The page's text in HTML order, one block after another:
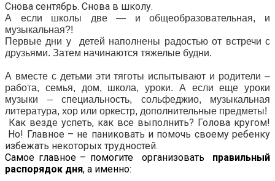
Снова сентябрь. Снова в школу.
А если школы две — и общеобразовательная, и
музыкальная?!
Первые дни у детей наполнены радостью от встречи с
друзьями. Затем начинаются тяжелые будни.
А вместе с детьми эти тяготы испытывают и родители –
работа, семья, дом, школа, уроки. А если еще уроки
музыки – специальность, сольфеджио, музыкальная
литература, хор или оркестр, дополнительные предметы!
Как везде успеть, как все выполнить? Голова кругом!
Но! Главное – не паниковать и помочь своему ребенку
избежать некоторых трудностей.
Самое главное – помогите организовать правильный
распорядок дня, а именно: